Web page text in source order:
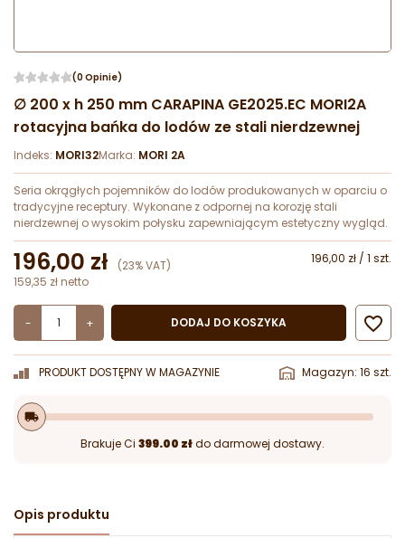
(0 Opinie)
∅ 200 x h 250 mm CARAPINA GE2025.EC MORI2A
rotacyjna bańka do lodów ze stali nierdzewnej
Indeks: MORI32Marka: MORI 2A
Seria okrągłych pojemników do lodów produkowanych w oparciu o
tradycyjne receptury. Wykonane z odpornej na korozję stali
nierdzewnej o wysokim połysku zapewniającym estetyczny wygląd.
196,00 zł (23% VAT)
196,00 zł / 1 szt.
159,35 zł netto
- + DODAJ DO KOSZYKA 
PRODUKT DOSTĘPNY W MAGAZYNIE Magazyn: 16 szt.
local_shipping
Brakuje Ci 399.00 złdo darmowej dostawy.
Opis produktu